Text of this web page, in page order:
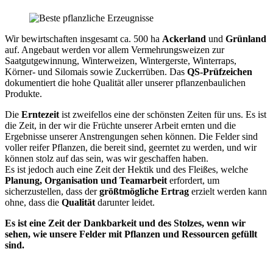
Wir bewirtschaften insgesamt ca. 500 ha Ackerland und Grünland
auf. Angebaut werden vor allem Vermehrungsweizen zur
Saatgutgewinnung, Winterweizen, Wintergerste, Winterraps,
Körner- und Silomais sowie Zuckerrüben. Das QS-Prüfzeichen
dokumentiert die hohe Qualität aller unserer pflanzenbaulichen
Produkte.
Die Erntezeit ist zweifellos eine der schönsten Zeiten für uns. Es ist
die Zeit, in der wir die Früchte unserer Arbeit ernten und die
Ergebnisse unserer Anstrengungen sehen können. Die Felder sind
voller reifer Pflanzen, die bereit sind, geerntet zu werden, und wir
können stolz auf das sein, was wir geschaffen haben.
Es ist jedoch auch eine Zeit der Hektik und des Fleißes, welche
Planung, Organisation und Teamarbeit erfordert, um
sicherzustellen, dass dergrößtmögliche Ertrag erzielt werden kann
ohne, dass die Qualität darunter leidet.
Es ist eine Zeit der Dankbarkeit und des Stolzes, wenn wir
sehen, wie unsere Felder mit Pflanzen und Ressourcen gefüllt
sind.